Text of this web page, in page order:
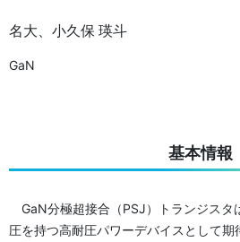
名大、小久保 瑛斗
GaN
基本情報
GaN分極超接合（PSJ）トランジスタ
圧を持つ高耐圧パワーデバイスとして期